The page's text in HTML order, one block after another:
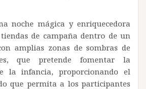
noche mágica y enriquecedora
de campaña dentro de un
amplias zonas de sombras de
que pretende fomentar la
la infancia, proporcionando el
que permita a los participantes